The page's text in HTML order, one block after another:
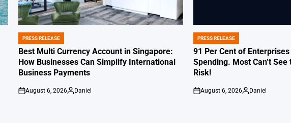
POSTED
IN
PRESS RELEASE
Best Multi Currency Account in Singapore:
How Businesses Can Simplify International
Business Payments
on
August 6, 2026
Posted
Daniel
POSTED
IN
PRESS RELEASE
91 Per Cent of
Spending. Most Can’t
Risk!
on
August 6, 2026
Posted
Daniel